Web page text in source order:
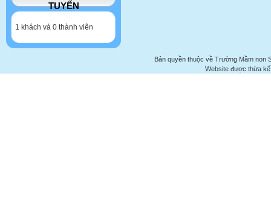
TUYẾN
1 khách và 0 thành viên
Bản quyền thuộc về Trường Mầm non
Website được thừa